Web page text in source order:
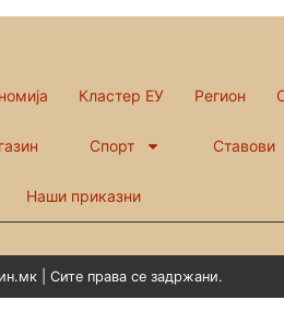
Кластер ЕУ Регион
Спорт Ставови
Наши приказни
| Сите права се задржани.